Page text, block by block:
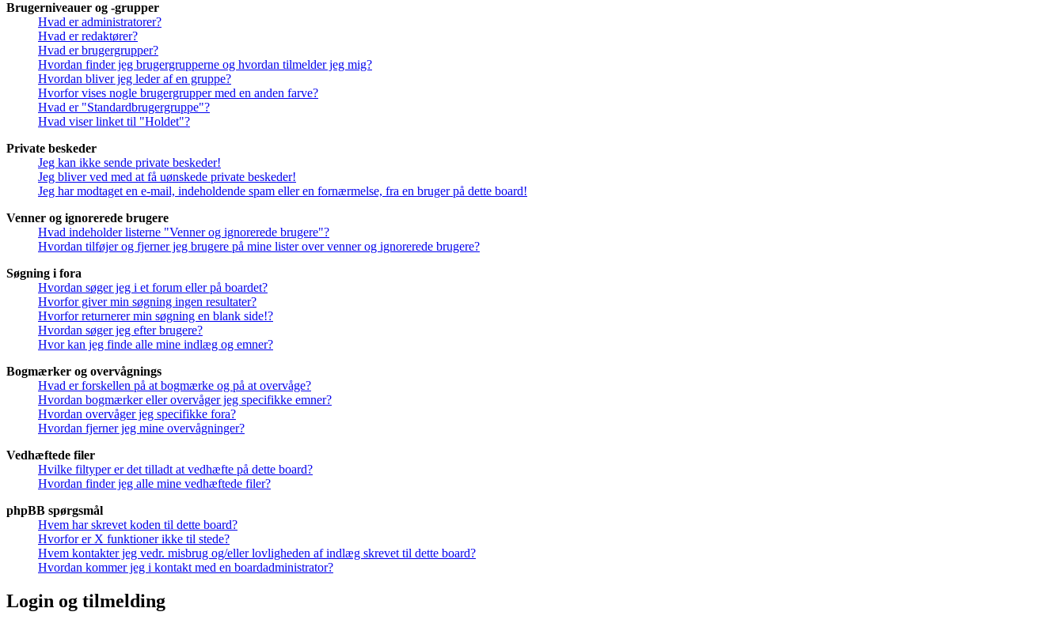
Brugerniveauer og -grupper
Hvad er administratorer?
Hvad er redaktører?
Hvad er brugergrupper?
Hvordan finder jeg brugergrupperne og hvordan tilmelder jeg mig?
Hvordan bliver jeg leder af en gruppe?
Hvorfor vises nogle brugergrupper med en anden farve?
Hvad er "Standardbrugergruppe"?
Hvad viser linket til "Holdet"?
Private beskeder
Jeg kan ikke sende private beskeder!
Jeg bliver ved med at få uønskede private beskeder!
Jeg har modtaget en e-mail, indeholdende spam eller en fornærmelse, fra en bruger på dette board!
Venner og ignorerede brugere
Hvad indeholder listerne "Venner og ignorerede brugere"?
Hvordan tilføjer og fjerner jeg brugere på mine lister over venner og ignorerede brugere?
Søgning i fora
Hvordan søger jeg i et forum eller på boardet?
Hvorfor giver min søgning ingen resultater?
Hvorfor returnerer min søgning en blank side!?
Hvordan søger jeg efter brugere?
Hvor kan jeg finde alle mine indlæg og emner?
Bogmærker og overvågnings
Hvad er forskellen på at bogmærke og på at overvåge?
Hvordan bogmærker eller overvåger jeg specifikke emner?
Hvordan overvåger jeg specifikke fora?
Hvordan fjerner jeg mine overvågninger?
Vedhæftede filer
Hvilke filtyper er det tilladt at vedhæfte på dette board?
Hvordan finder jeg alle mine vedhæftede filer?
phpBB spørgsmål
Hvem har skrevet koden til dette board?
Hvorfor er X funktioner ikke til stede?
Hvem kontakter jeg vedr. misbrug og/eller lovligheden af indlæg skrevet til dette board?
Hvordan kommer jeg i kontakt med en boardadministrator?
Login og tilmelding